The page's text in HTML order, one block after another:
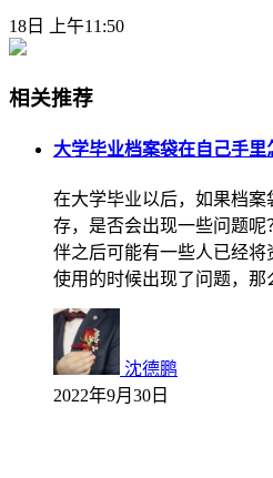
18日 上午11:50
相关推荐
大学毕业档案袋在自己手里
在大学毕业以后，如果档
存，是否会出现一些问题
伴之后可能有一些人已经
使用的时候出现了问题，
沈德鹏
2022年9月30日